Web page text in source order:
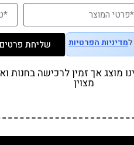
מדיניות הפרטיות שליחת פרטים
אך זמין לרכישה בחנות
מצוין